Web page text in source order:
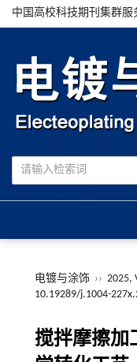
中国高校科技期刊集群服
电镀与涂饰 ›› 2025,
10.19289/j.1004-
搅拌摩擦加